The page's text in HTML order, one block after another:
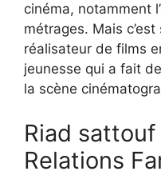
cinéma, notamment
métrages. Mais
réalisateur de films
jeunesse qui a fait
la scène
Riad
Relations